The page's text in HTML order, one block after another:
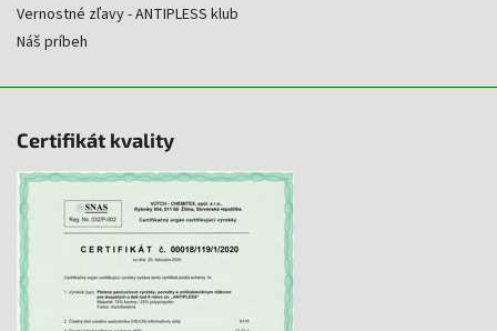
Vernostné zľavy - ANTIPLESS klub
Náš príbeh
Certifikát kvality